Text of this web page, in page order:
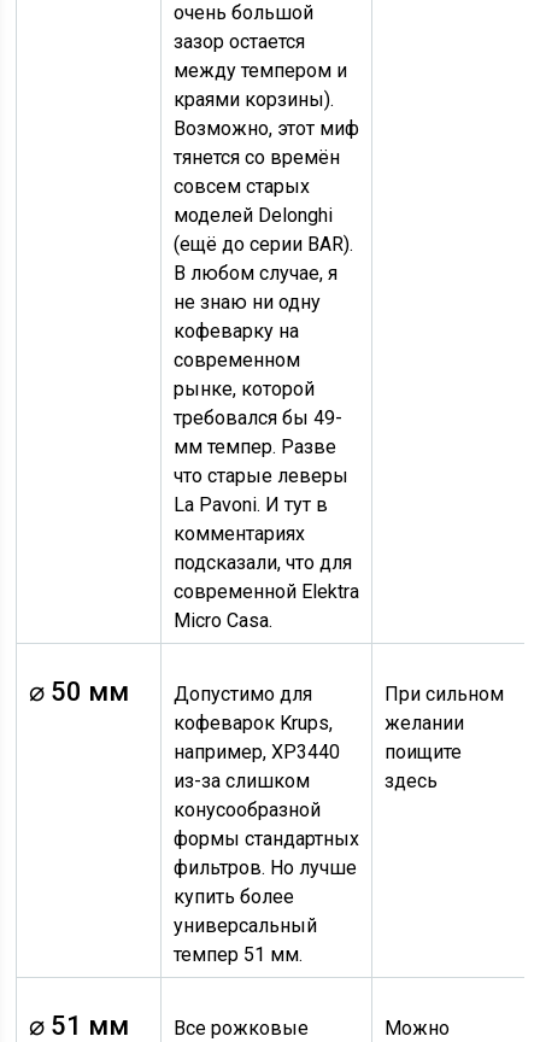
очень большой
зазор остается
между темпером и
краями корзины).
Возможно, этот миф
тянется со времён
совсем старых
моделей Delonghi
(ещё до серии BAR).
В любом случае, я
не знаю ни одну
кофеварку на
современном
рынке, которой
требовался бы 49-
мм темпер. Разве
что старые леверы
La Pavoni. И тут в
комментариях
подсказали, что для
современной Elektra
Micro Casa.
⌀ 50 мм
Допустимо для
кофеварок Krups,
например, XP3440
из-за слишком
конусообразной
формы стандартных
фильтров. Но лучше
купить более
универсальный
темпер 51 мм.
При сильном
желании
поищите
здесь
⌀ 51 мм
Все рожковые
Можно